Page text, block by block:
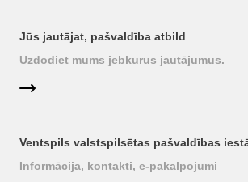
Jūs jautājat, pašvaldība atbild
Uzdodiet mums jebkurus jautājumus.
Ventspils valstspilsētas pašvaldības
Informācija, kontakti, e-pakalpojumi